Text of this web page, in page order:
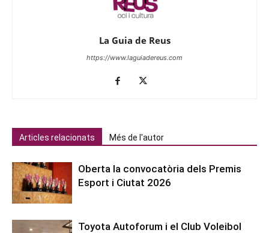
La Guia de Reus
https://www.laguiadereus.com
Articles relacionats Més de l'autor
Oberta la convocatòria dels Premis
Esport i Ciutat 2026
Toyota Autoforum i el Club Voleibol